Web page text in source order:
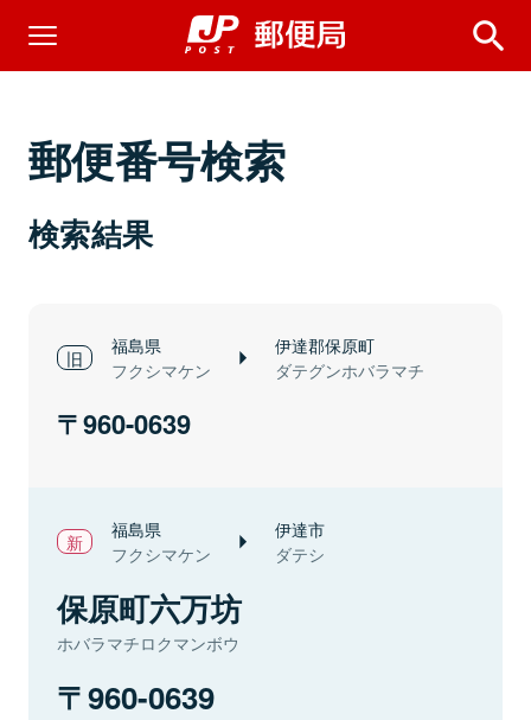
郵便番号検索
検索結果
福島県
フクシマケン
伊達郡保原町
ダテグンホバラマチ
960-0639
福島県
フクシマケン
伊達市
ダテシ
保原町六万坊
ホバラマチロクマンボウ
960-0639